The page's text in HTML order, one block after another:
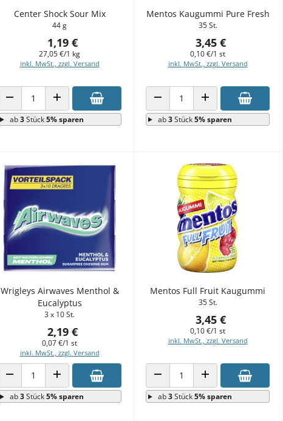
Center Shock Sour Mix
44 g
1,19 €
27,05 €/1 kg
inkl. MwSt., zzgl. Versand
ANZAHL VERRINGERNANZAHL ERHÖHEN
ab3Stück5% sparen
Mentos Kaugummi Pure Fresh
35 St.
3,45 €
0,10 €/1 st
inkl. MwSt., zzgl. Versand
ANZAHL VERRINGERNANZAHL ERHÖHEN
ab3Stück5% sparen
Wrigleys Airwaves Menthol &
Eucalyptus
3 x 10 St.
2,19 €
0,07 €/1 st
inkl. MwSt., zzgl. Versand
ANZAHL VERRINGERNANZAHL ERHÖHEN
ab3Stück5% sparen
Mentos Full Fruit Kaugummi
35 St.
3,45 €
0,10 €/1 st
inkl. MwSt., zzgl. Versand
ANZAHL VERRINGERNANZAHL ERHÖHEN
ab3Stück5% sparen